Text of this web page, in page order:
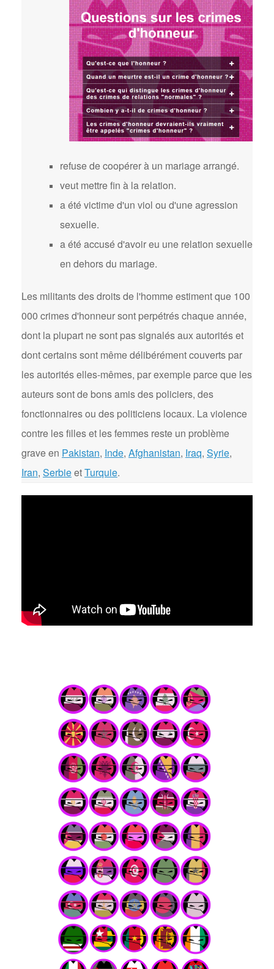
refuse de coopérer à un mariage arrangé.
veut mettre fin à la relation.
a été victime d'un viol ou d'une agression
sexuelle.
a été accusé d'avoir eu une relation sexuelle
en dehors du mariage.
Les militants des droits de l'homme estiment que 100
000 crimes d'honneur sont perpétrés chaque année,
dont la plupart ne sont pas signalés aux autorités et
dont certains sont même délibérément couverts par
les autorités elles-mêmes, par exemple parce que les
auteurs sont de bons amis des policiers, des
fonctionnaires ou des politiciens locaux. La violence
contre les filles et les femmes reste un problème
grave en Pakistan, Inde, Afghanistan, Iraq, Syrie,
Iran, SerbieetTurquie.